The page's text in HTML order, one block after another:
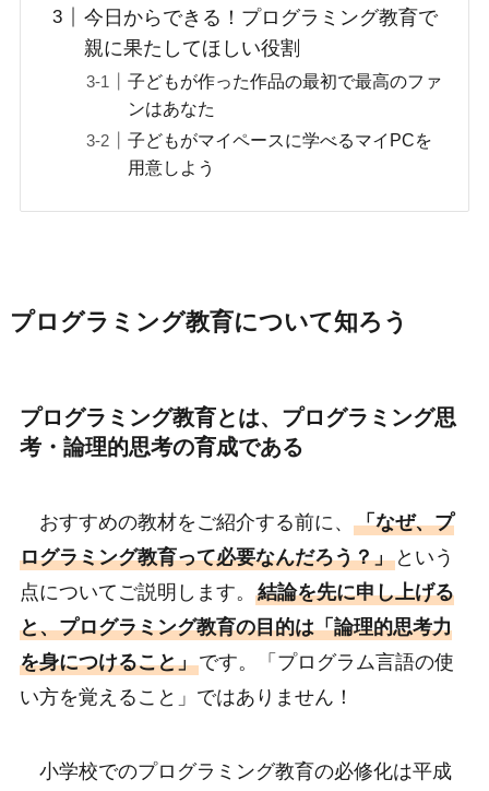
今日からできる！プログラミング教育で
親に果たしてほしい役割
子どもが作った作品の最初で最高のファ
ンはあなた
子どもがマイペースに学べるマイPCを
用意しよう
プログラミング教育について知ろう
プログラミング教育とは、プログラミング思
考・論理的思考の育成である
おすすめの教材をご紹介する前に、 「なぜ、プ
ログラミング教育って必要なんだろう？」という
点についてご説明します。 結論を先に申し上げる
と、プログラミング教育の目的は「論理的思考力
を身につけること」です。「プログラム言語の使
い方を覚えること」ではありません！
小学校でのプログラミング教育の必修化は平成